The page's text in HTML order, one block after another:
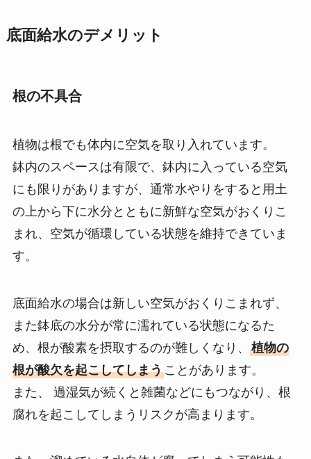
底面給水のデメリット
根の不具合
植物は根でも体内に空気を取り入れています。
鉢内のスペースは有限で、鉢内に入っている空気
にも限りがありますが、通常水やりをすると用土
の上から下に水分とともに新鮮な空気がおくりこ
まれ、空気が循環している状態を維持できていま
す。
底面給水の場合は新しい空気がおくりこまれず、
また鉢底の水分が常に濡れている状態になるた
め、根が酸素を摂取するのが難しくなり、 植物の
根が酸欠を起こしてしまうことがあります。
また、 過湿気が続くと雑菌などにもつながり、根
腐れを起こしてしまうリスクが高まります。